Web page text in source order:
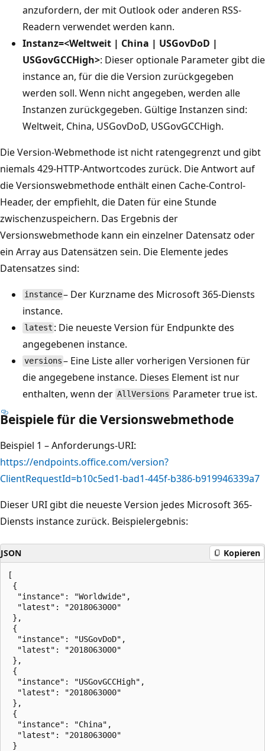
anzufordern, der mit Outlook oder anderen RSS-
Readern verwendet werden kann.
Instanz=<Weltweit | China | USGovDoD |
USGovGCCHigh>: Dieser optionale Parameter gibt die
instance an, für die die Version zurückgegeben
werden soll. Wenn nicht angegeben, werden alle
Instanzen zurückgegeben. Gültige Instanzen sind:
Weltweit, China, USGovDoD, USGovGCCHigh.
Die Version-Webmethode ist nicht ratengegrenzt und gibt
niemals 429-HTTP-Antwortcodes zurück. Die Antwort auf
die Versionswebmethode enthält einen Cache-Control-
Header, der empfiehlt, die Daten für eine Stunde
zwischenzuspeichern. Das Ergebnis der
Versionswebmethode kann ein einzelner Datensatz oder
ein Array aus Datensätzen sein. Die Elemente jedes
Datensatzes sind:
instance– Der Kurzname des Microsoft 365-Diensts
instance.
latest : Die neueste Version für Endpunkte des
angegebenen instance.
versions – Eine Liste aller vorherigen Versionen für
die angegebene instance. Dieses Element ist nur
enthalten, wenn der AllVersions Parameter true ist.
Beispiele für die Versionswebmethode
Beispiel 1 – Anforderungs-URI:
https://endpoints.office.com/version?
ClientRequestId=b10c5ed1-bad1-445f-b386-b919946339a7
Dieser URI gibt die neueste Version jedes Microsoft 365-
Diensts instance zurück. Beispielergebnis:
JSON Kopieren
[
{
  "instance": "Worldwide",
  "latest": "2018063000"
},
{
  "instance": "USGovDoD",
  "latest": "2018063000"
},
{
  "instance": "USGovGCCHigh",
  "latest": "2018063000"
},
{
  "instance": "China",
  "latest": "2018063000"
}